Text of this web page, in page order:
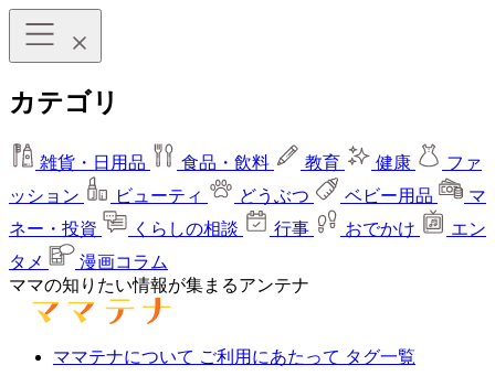
カテゴリ
雑貨・日用品 食品・飲料 教育 健康
ファ
ッション
ビューティ どうぶつ ベビー用品
マ
ネー・投資
くらしの相談 行事 おでかけ
エン
タメ
漫画コラム
ママの知りたい情報が集まるアンテナ
ママテナについて ご利用にあたって タグ一覧